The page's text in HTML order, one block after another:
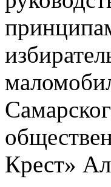
Крест»